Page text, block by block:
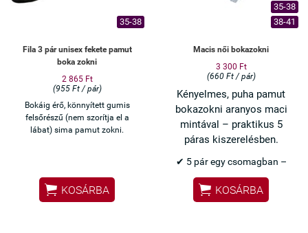
35-38
Fila 3 pár unisex fekete pamut
boka zokni
2 865 Ft
(955 Ft / pár)
Bokáig érő, könnyített gumis
felsőrészű (nem szorítja el a
lábat) sima pamut zokni.
 KOSÁRBA
35-38
38-41
Macis női bokazokni
3 300 Ft
(660 Ft / pár)
Kényelmes, puha pamut
bokazokni aranyos maci
mintával – praktikus 5
páras kiszerelésben.
✔ 5 pár egy csomagban –
kedvező választás
✔ Hímzett maci minta –
 KOSÁRBA